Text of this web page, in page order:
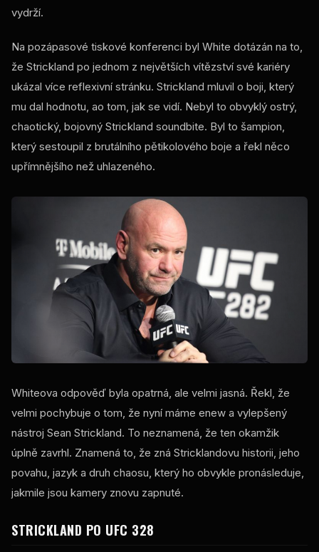
vydrží.
Na pozápasové tiskové konferenci byl White dotázán na to,
že Strickland po jednom z největších vítězství své kariéry
ukázal více reflexivní stránku. Strickland mluvil o boji, který
mu dal hodnotu, ao tom, jak se vidí. Nebyl to obvyklý ostrý,
chaotický, bojovný Strickland soundbite. Byl to šampion,
který sestoupil z brutálního pětikolového boje a řekl něco
upřímnějšího než uhlazeného.
Whiteova odpověď byla opatrná, ale velmi jasná. Řekl, že
velmi pochybuje o tom, že nyní máme enew a vylepšený
nástroj Sean Strickland. To neznamená, že ten okamžik
úplně zavrhl. Znamená to, že zná Stricklandovu historii, jeho
povahu, jazyk a druh chaosu, který ho obvykle pronásleduje,
jakmile jsou kamery znovu zapnuté.
STRICKLAND PO UFC 328